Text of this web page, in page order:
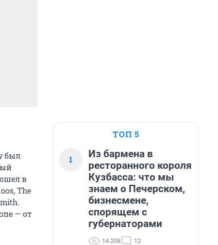
был
в
The
— от
ТОП 5
1
Из бармена в
ресторанного короля
Кузбасса: что мы
знаем о Печерском,
бизнесмене,
спорящем с
губернаторами
14 208 12